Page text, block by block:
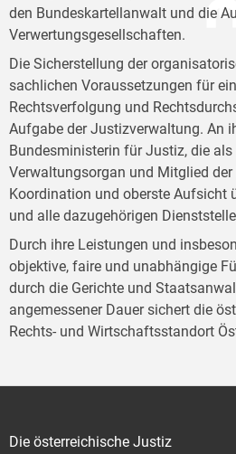
den Bundeskartellanwalt und die
Verwertungsgesellschaften.
Die Sicherstellung der
sachlichen Voraussetzungen für
Rechtsverfolgung und
Aufgabe der Justizverwaltung. An
Bundesministerin für Justiz, die als
Verwaltungsorgan und Mitglied
Koordination und oberste Aufsicht
und alle dazugehörigen
Durch ihre Leistungen und
objektive, faire und unabhängige
durch die Gerichte und
angemessener Dauer sichert die
Rechts- und Wirtschaftsstandort
Die österreichische Justiz